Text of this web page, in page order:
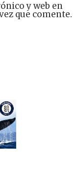
y web en
que comente.